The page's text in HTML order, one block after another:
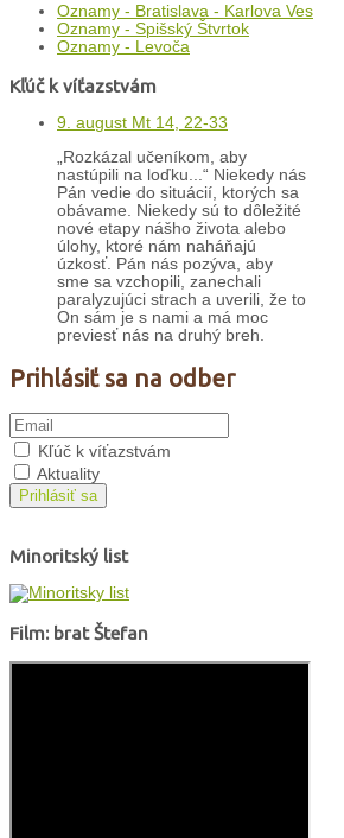
Oznamy - Bratislava - Karlova Ves
Oznamy - Spišský Štvrtok
Oznamy - Levoča
Kľúč k víťazstvám
9. august Mt 14, 22-33
„Rozkázal učeníkom, aby
nastúpili na loďku...“ Niekedy nás
Pán vedie do situácií, ktorých sa
obávame. Niekedy sú to dôležité
nové etapy nášho života alebo
úlohy, ktoré nám naháňajú
úzkosť. Pán nás pozýva, aby
sme sa vzchopili, zanechali
paralyzujúci strach a uverili, že to
On sám je s nami a má moc
previesť nás na druhý breh.
Prihlásiť sa na odber
Kľúč k víťazstvám
Aktuality
Prihlásiť sa
Minoritský list
Film: brat Štefan